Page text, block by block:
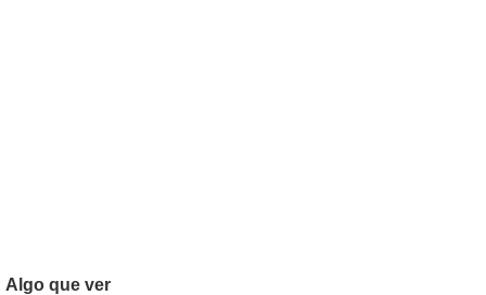
Algo que ver